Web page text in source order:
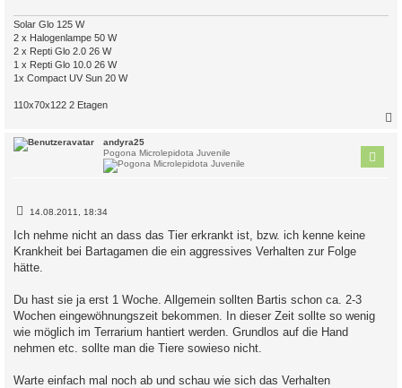
Solar Glo 125 W
2 x Halogenlampe 50 W
2 x Repti Glo 2.0 26 W
1 x Repti Glo 10.0 26 W
1x Compact UV Sun 20 W
110x70x122 2 Etagen
andyra25
Pogona Microlepidota Juvenile
B
t
r
a
g
14.08.2011, 18:34
Ich nehme nicht an dass das Tier erkrankt ist, bzw. ich kenne keine
Krankheit bei Bartagamen die ein aggressives Verhalten zur Folge
hätte.
Du hast sie ja erst 1 Woche. Allgemein sollten Bartis schon ca. 2-3
Wochen eingewöhnungszeit bekommen. In dieser Zeit sollte so wenig
wie möglich im Terrarium hantiert werden. Grundlos auf die Hand
nehmen etc. sollte man die Tiere sowieso nicht.
Warte einfach mal noch ab und schau wie sich das Verhalten